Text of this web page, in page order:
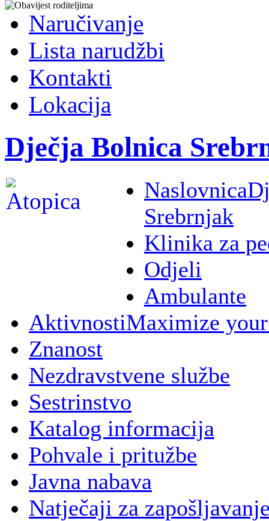
Naručivanje
Lista narudžbi
Kontakti
Lokacija
Dječja Bolnica
Naslovnica
Srebrnjak
Klinika za
Odjeli
Ambulante
AktivnostiMaximize
Znanost
Nezdravstvene službe
Sestrinstvo
Katalog informacija
Pohvale i pritužbe
Javna nabava
Natječaji za